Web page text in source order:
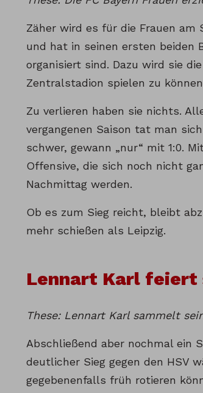
Zäher wird es für die Frauen
und hat in seinen ersten beiden
organisiert sind. Dazu wird sie
Zentralstadion spielen zu
Zu verlieren haben sie nichts.
vergangenen Saison tat man
schwer, gewann „nur“ mit 1:0.
Offensive, die sich noch nicht
Nachmittag werden.
Ob es zum Sieg reicht, bleibt
mehr schießen als Leipzig.
Lennart Karl feiert
These: Lennart Karl sammelt
Abschließend aber nochmal ein
deutlicher Sieg gegen den HSV
gegebenenfalls früh rotieren